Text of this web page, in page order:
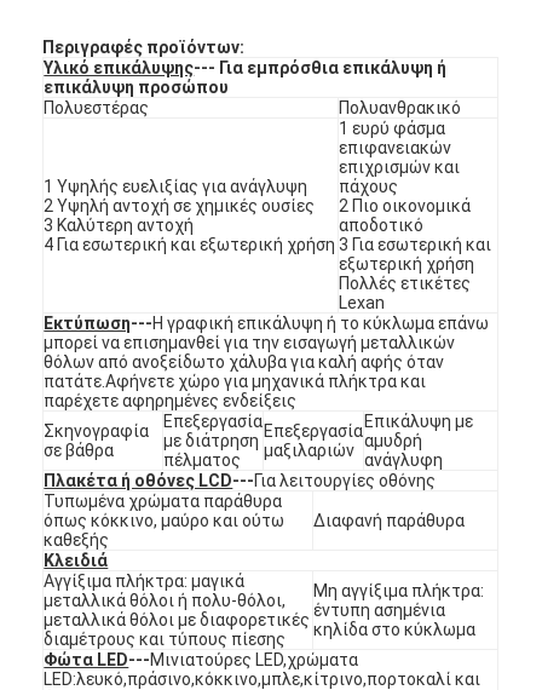
Σπίτι
Προϊόντα
Εμφάνιση VR
Σχετικά με εμάς
Επισκεψή εργοστασίου
Έλεγχος ποιότητας
Επικοινωνήστε μαζί μας
Ειδήσεις
Ζητήστε μια προσφορά
Περιγραφές προϊόντων:
Υλικό επικάλυψης--- Για εμπρόσθια επικάλυψη ή
επικάλυψη προσώπου
Πολυεστέρας
Πολυανθρακικό
1 Υψηλής ευελιξίας για ανάγλυψη
2 Υψηλή αντοχή σε χημικές ουσίες
3 Καλύτερη αντοχή
4 Για εσωτερική και εξωτερική χρήση
1 ευρύ φάσμα
επιφανειακών
επιχρισμών και
πάχους
2 Πιο οικονομικά
αποδοτικό
3 Για εσωτερική και
εξωτερική χρήση
Πολλές ετικέτες
Lexan
Εκτύπωση---Η γραφική επικάλυψη ή το κύκλωμα επάνω
μπορεί να επισημανθεί για την εισαγωγή μεταλλικών
θόλων από ανοξείδωτο χάλυβα για καλή αφής όταν
πατάτε.Αφήνετε χώρο για μηχανικά πλήκτρα και
παρέχετε αφηρημένες ενδείξεις
Σκηνογραφία
σε βάθρα
Επεξεργασία
με διάτρηση
πέλματος
Επεξεργασία
μαξιλαριών
Επικάλυψη με
αμυδρή
ανάγλυφη
Πλακέτα ή οθόνες LCD---Για λειτουργίες οθόνης
Τυπωμένα χρώματα παράθυρα
όπως κόκκινο, μαύρο και ούτω
καθεξής
Διαφανή παράθυρα
Κλειδιά
Αγγίξιμα πλήκτρα: μαγικά
μεταλλικά θόλοι ή πολυ-θόλοι,
μεταλλικά θόλοι με διαφορετικές
διαμέτρους και τύπους πίεσης
Μη αγγίξιμα πλήκτρα:
έντυπη ασημένια
κηλίδα στο κύκλωμα
Φώτα LED---Μινιατούρες LED,χρώματα
LED:λευκό,πράσινο,κόκκινο,μπλε,κίτρινο,πορτοκαλί και